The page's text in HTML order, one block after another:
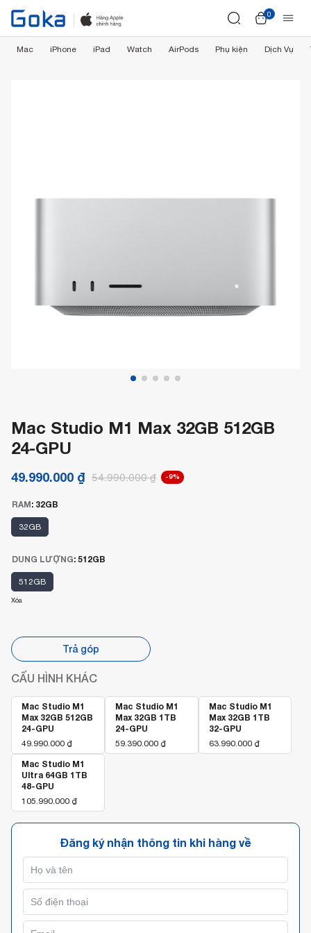
0
Mac iPhone iPad Watch AirPods Phụ kiện Dịch Vụ
Mac Studio M1 Max 32GB 512GB
24-GPU
54.990.000₫
49.990.000 ₫ -9%
RAM: 32GB
32GB
DUNG LƯỢNG: 512GB
512GB
Xóa
Trả góp
CẤU HÌNH KHÁC
Mac Studio M1
Max 32GB 512GB
24-GPU
49.990.000 ₫
Mac Studio M1
Max 32GB 1TB
24-GPU
59.390.000 ₫
Mac Studio M1
Max 32GB 1TB
32-GPU
63.990.000 ₫
Mac Studio M1
Ultra 64GB 1TB
48-GPU
105.990.000 ₫
Đăng ký nhận thông tin khi hàng về